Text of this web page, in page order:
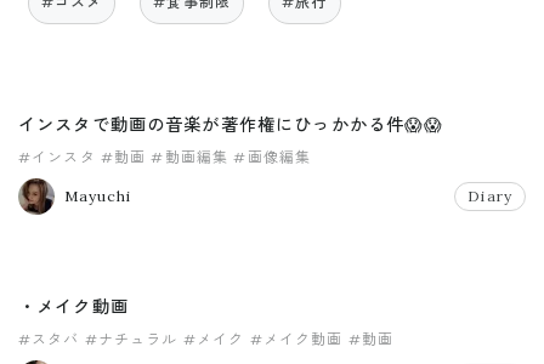
インスタで動画の音楽が著作権にひっかかる件😱😱
#インスタ #動画 #動画編集 #画像編集
Mayuchi Diary
・メイク動画
#スタバ #ナチュラル #メイク #メイク動画 #動画